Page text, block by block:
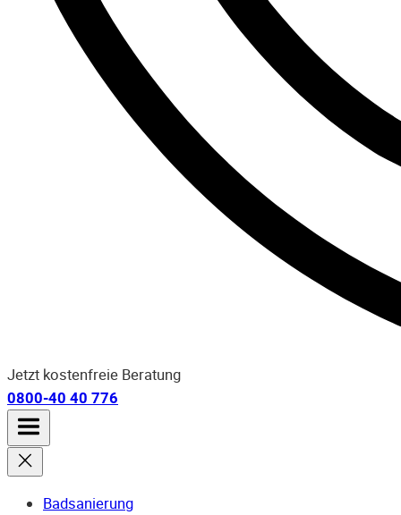
Jetzt kostenfreie Beratung
0800-40 40 776
Badsanierung